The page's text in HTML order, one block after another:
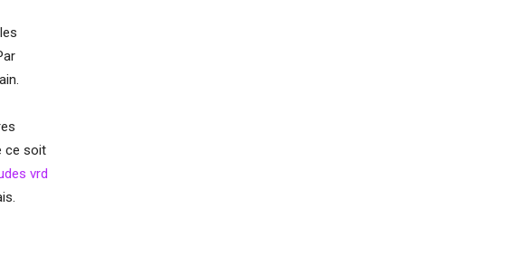
ce soit
vrd